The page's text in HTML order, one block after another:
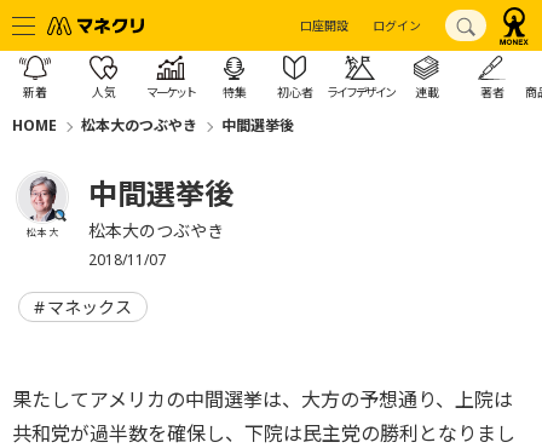
口座開設 ログイン
新着 人気 マーケット 特集 初心者 ライフデザイン 連載 著者 商
HOME 松本大のつぶやき 中間選挙後
松本 大
中間選挙後
松本大のつぶやき
2018/11/07
マネックス
果たしてアメリカの中間選挙は、大方の予想通り、上院は
共和党が過半数を確保し、下院は民主党の勝利となりまし